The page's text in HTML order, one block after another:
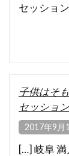
セッショ
子供はそ
セッショ
2017年9月
[…] 岐阜